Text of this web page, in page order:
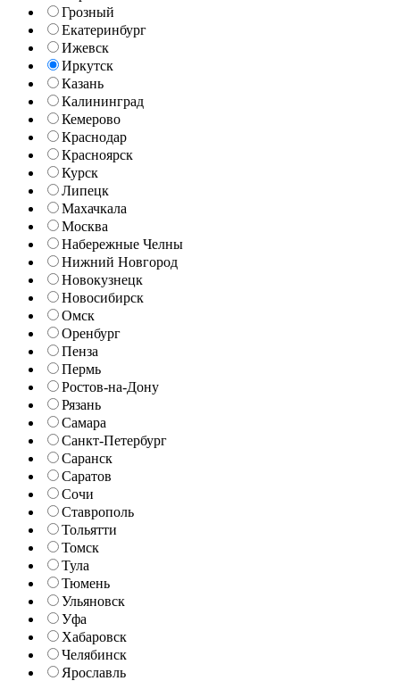
Грозный
Екатеринбург
Ижевск
Иркутск
Казань
Калининград
Кемерово
Краснодар
Красноярск
Курск
Липецк
Махачкала
Москва
Набережные Челны
Нижний Новгород
Новокузнецк
Новосибирск
Омск
Оренбург
Пенза
Пермь
Ростов-на-Дону
Рязань
Самара
Санкт-Петербург
Саранск
Саратов
Сочи
Ставрополь
Тольятти
Томск
Тула
Тюмень
Ульяновск
Уфа
Хабаровск
Челябинск
Ярославль